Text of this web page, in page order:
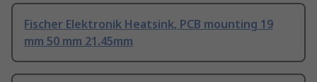
Fischer Elektronik Heatsink, PCB mounting 19
mm 50 mm 21.45mm